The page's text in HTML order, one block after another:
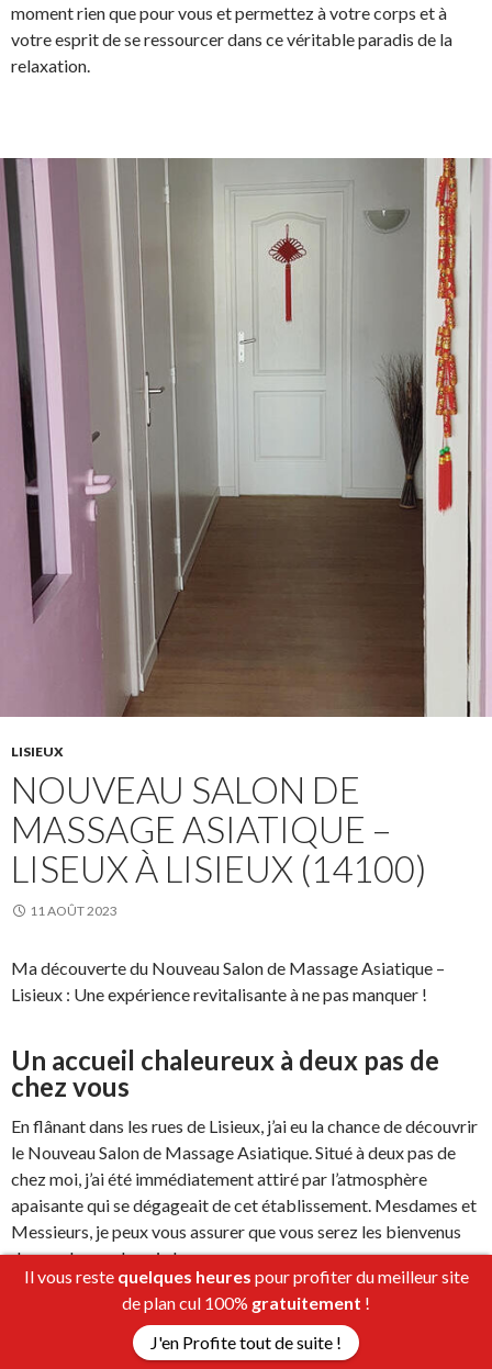
moment rien que pour vous et permettez à votre corps et à
votre esprit de se ressourcer dans ce véritable paradis de la
relaxation.
LISIEUX
NOUVEAU SALON DE
MASSAGE ASIATIQUE –
LISEUX À LISIEUX (14100)
11 AOÛT 2023
Ma découverte du Nouveau Salon de Massage Asiatique –
Lisieux : Une expérience revitalisante à ne pas manquer !
Un accueil chaleureux à deux pas de
chez vous
En flânant dans les rues de Lisieux, j’ai eu la chance de découvrir
le Nouveau Salon de Massage Asiatique. Situé à deux pas de
chez moi, j’ai été immédiatement attiré par l’atmosphère
apaisante qui se dégageait de cet établissement. Mesdames et
Messieurs, je peux vous assurer que vous serez les bienvenus
dans ce havre de paix !
Des masseuses diplômées pour une
expérience authentique
Il vous reste quelques heures pour profiter du meilleur site
de plan cul 100% gratuitement !
J'en Profite tout de suite !